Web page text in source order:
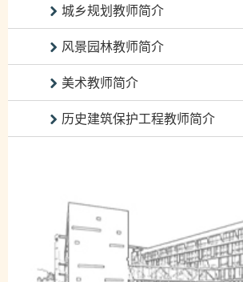
城乡规划教师简介
风景园林教师简介
美术教师简介
历史建筑保护工程教师简介